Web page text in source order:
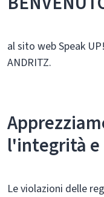
al sito web Speak
ANDRITZ.
l'integrità e
Le violazioni delle